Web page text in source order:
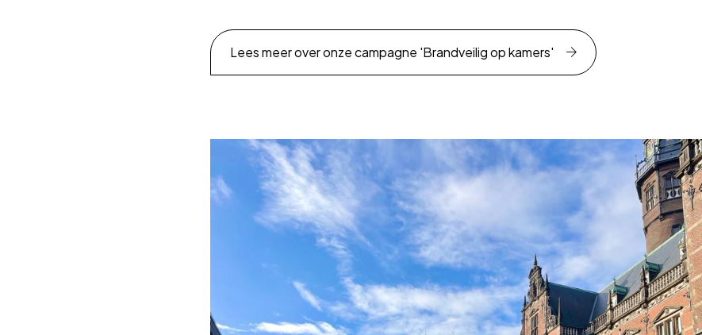
Lees meer over onze campagne 'Brandveilig op kamers'